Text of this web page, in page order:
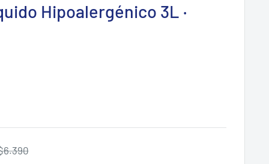
Hipoalergénico 3L ·